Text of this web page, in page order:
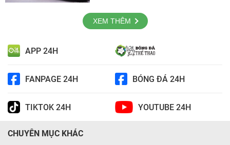
XEM THÊM
APP 24H
FANPAGE 24H BÓNG ĐÁ 24H
TIKTOK 24H YOUTUBE 24H
CHUYÊN MỤC KHÁC